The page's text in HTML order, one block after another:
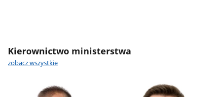
Kierownictwo ministerstwa
zobacz wszystkie